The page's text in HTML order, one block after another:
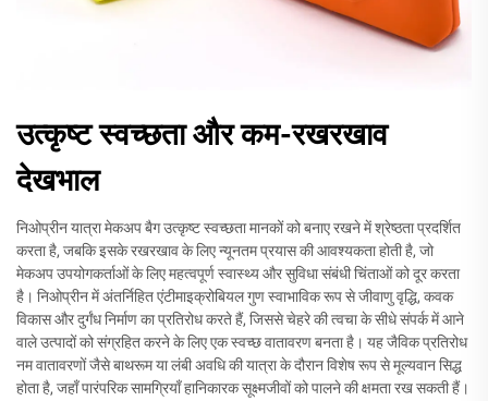
उत्कृष्ट स्वच्छता और कम-रखरखाव
देखभाल
निओप्रीन यात्रा मेकअप बैग उत्कृष्ट स्वच्छता मानकों को बनाए रखने में श्रेष्ठता प्रदर्शित
करता है, जबकि इसके रखरखाव के लिए न्यूनतम प्रयास की आवश्यकता होती है, जो
मेकअप उपयोगकर्ताओं के लिए महत्वपूर्ण स्वास्थ्य और सुविधा संबंधी चिंताओं को दूर करता
है। निओप्रीन में अंतर्निहित एंटीमाइक्रोबियल गुण स्वाभाविक रूप से जीवाणु वृद्धि, कवक
विकास और दुर्गंध निर्माण का प्रतिरोध करते हैं, जिससे चेहरे की त्वचा के सीधे संपर्क में आने
वाले उत्पादों को संग्रहित करने के लिए एक स्वच्छ वातावरण बनता है। यह जैविक प्रतिरोध
नम वातावरणों जैसे बाथरूम या लंबी अवधि की यात्रा के दौरान विशेष रूप से मूल्यवान सिद्ध
होता है, जहाँ पारंपरिक सामग्रियाँ हानिकारक सूक्ष्मजीवों को पालने की क्षमता रख सकती हैं।